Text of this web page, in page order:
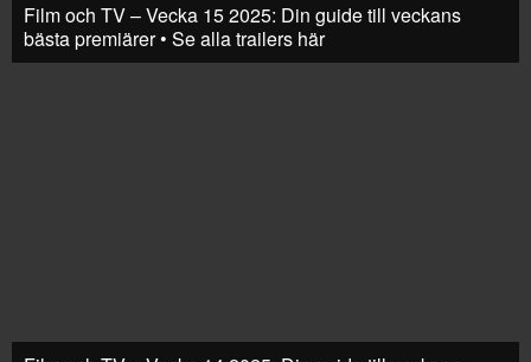
Film och TV – Vecka 15 2025: Din guide till veckans
bästa premiärer • Se alla trailers här